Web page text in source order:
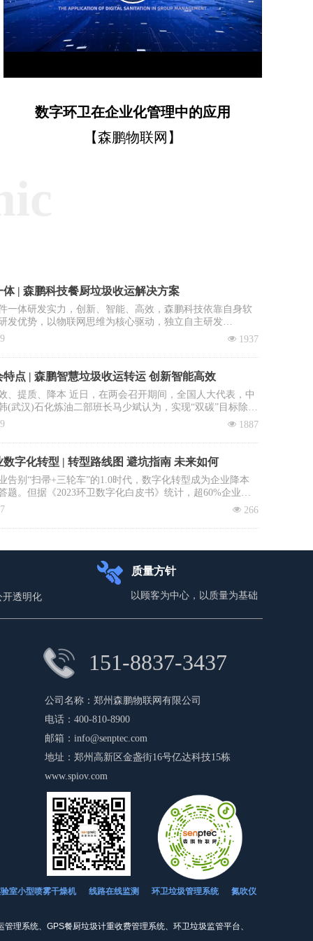
Video
数字环卫在企业化管理中的应用
【森鹏物联网】
体 | 森鹏科技餐厨垃圾收运解决方案
一体研发实力，创新、智能、高效，森鹏科技依靠自身软
发优势，以物联网思维为核心驱动，独立自主研发
慧环卫2.0管理平台”，餐厨垃圾收运系统是该平台核心子
넶 1937
特点 | 森鹏智慧垃圾收运转运 创新智能高效
、提质、降本 近日，在两会召开期间，全国人大代表，中
(武汉)石化炼油二部班长马少斌认为，实现“双碳”目标除了
行转型升级和科技创新外，全民参与也必不可少，并就此
学教授李景虹则建议政府鼓励回收企业与环卫系统合作，
集运营成本。
넶 1887
数字化转型 | 转型路线图 避坑指南 未来如何
告别“扫帚+三轮车”的1.0时代，数字化转型成为企业降本
题。但据《2023环卫数字化白皮书》统计，超60%企业投
见实效：数据失真、系统闲置、员工抵触……如何避免重
“数字环卫攻坚战”。
넶 266
公司名称： 郑州森鹏物联网有限公司
电话： 400-810-8900
邮箱： info@senptec.com
地址： 郑州高新区金盏街16号亿达科技15栋
www.spiov.com
理系统、GPS餐厨垃圾计重收费管理系统、环卫垃圾监管平台、
开透明化 以顾客为中心，以质量为基础
质量方针
151-8837-3437
室小型喷雾干燥机 线路在线监测 环卫垃圾管理系统 氮吹仪